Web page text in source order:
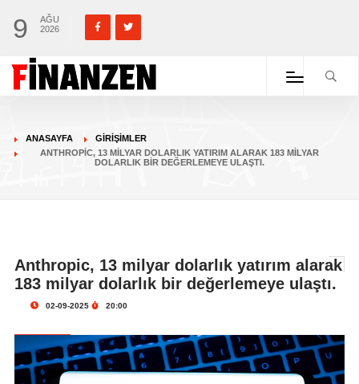
9
AĞU
2026
ANASAYFA
GIRIŞIMLER
ANTHROPIC, 13 MILYAR DOLARLIK YATIRIM ALARAK 183 MILYAR
DOLARLIK BIR DEĞERLEMEYE ULAŞTI.
Anthropic, 13 milyar dolarlık yatırım alarak
183 milyar dolarlık bir değerlemeye ulaştı.
02-09-2025 20:00